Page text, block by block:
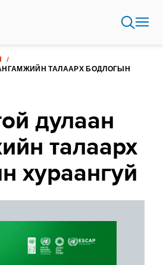
ТАЛААРХ БОДЛОГЫН
дулаан
талаарх
хураангуй